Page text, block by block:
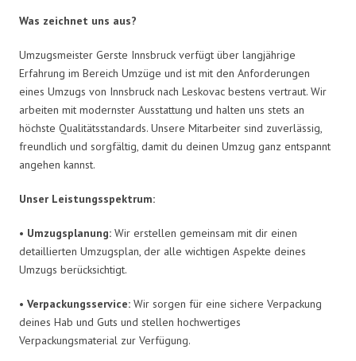
Was zeichnet uns aus?
Umzugsmeister Gerste Innsbruck verfügt über langjährige
Erfahrung im Bereich Umzüge und ist mit den Anforderungen
eines Umzugs von Innsbruck nach Leskovac bestens vertraut. Wir
arbeiten mit modernster Ausstattung und halten uns stets an
höchste Qualitätsstandards. Unsere Mitarbeiter sind zuverlässig,
freundlich und sorgfältig, damit du deinen Umzug ganz entspannt
angehen kannst.
Unser Leistungsspektrum:
• Umzugsplanung: Wir erstellen gemeinsam mit dir einen
detaillierten Umzugsplan, der alle wichtigen Aspekte deines
Umzugs berücksichtigt.
• Verpackungsservice: Wir sorgen für eine sichere Verpackung
deines Hab und Guts und stellen hochwertiges
Verpackungsmaterial zur Verfügung.